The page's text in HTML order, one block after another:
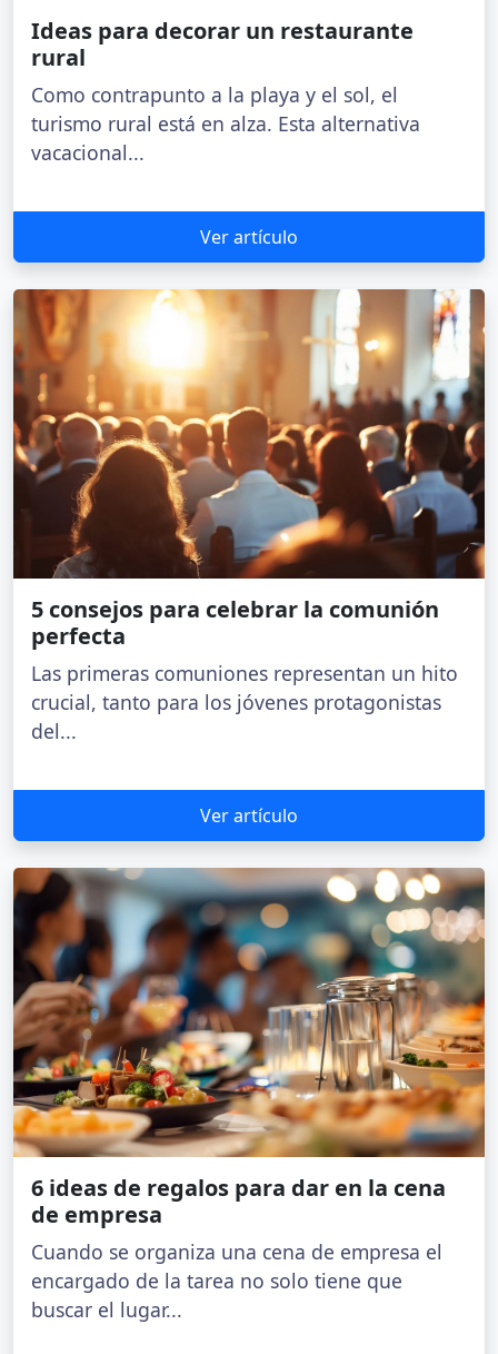
Ideas para decorar un restaurante
rural
Como contrapunto a la playa y el sol, el
turismo rural está en alza. Esta alternativa
vacacional...
Ver artículo
5 consejos para celebrar la comunión
perfecta
Las primeras comuniones representan un hito
crucial, tanto para los jóvenes protagonistas
del...
Ver artículo
6 ideas de regalos para dar en la cena
de empresa
Cuando se organiza una cena de empresa el
encargado de la tarea no solo tiene que
buscar el lugar...